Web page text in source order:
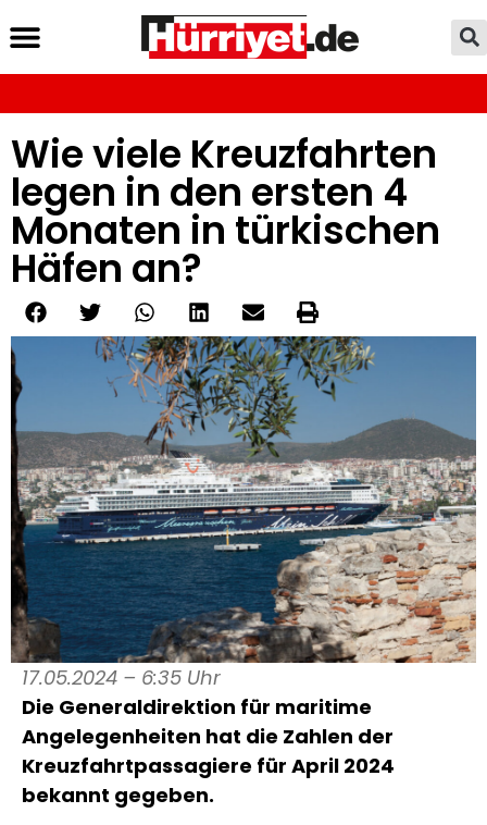
Wie viele Kreuzfahrten
legen in den ersten 4
Monaten in türkischen
Häfen an?
17.05.2024 – 6:35 Uhr
Die Generaldirektion für maritime
Angelegenheiten hat die Zahlen der
Kreuzfahrtpassagiere für April 2024
bekannt gegeben.